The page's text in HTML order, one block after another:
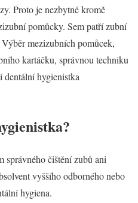
Proto je nezbytné kromě
pomůcky. Sem patří zubní
mezizubních pomůcek,
kartáčku, správnou techniku
dentální hygienistka
správného čištění zubů ani
vyššího odborného nebo
hygiena.